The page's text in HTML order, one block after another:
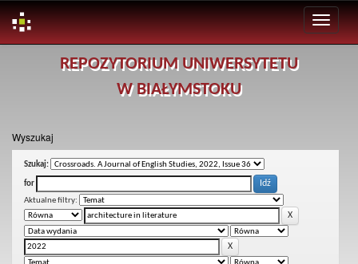
REPOZYTORIUM UNIWERSYTETU
W BIAŁYMSTOKU
Wyszukaj
Szukaj:
for
Aktualne filtry: